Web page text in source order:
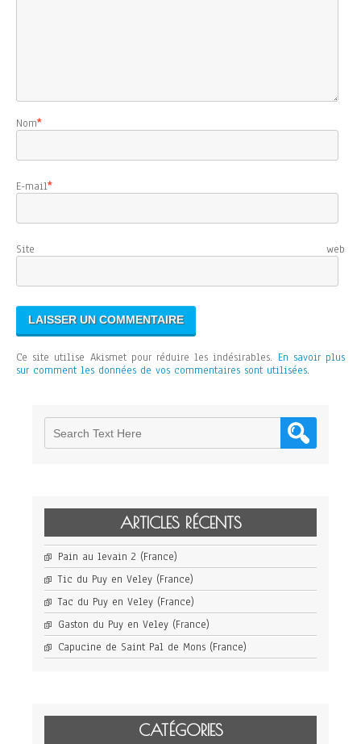
Nom*
E-mail*
Site web
Ce site utilise Akismet pour réduire les indésirables. En savoir plus
sur comment les données de vos commentaires sont utilisées.
ARTICLES RÉCENTS
Pain au levain 2 (France)
Tic du Puy en Veley (France)
Tac du Puy en Veley (France)
Gaston du Puy en Veley (France)
Capucine de Saint Pal de Mons (France)
CATÉGORIES